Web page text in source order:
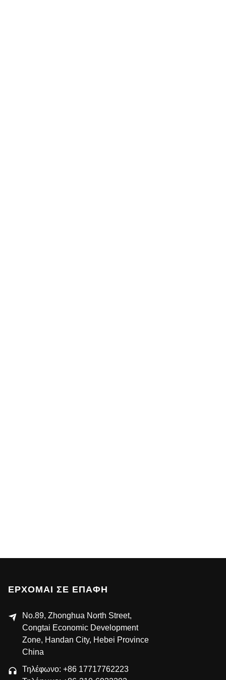
ΕΡΧΟΜΑΙ ΣΕ ΕΠΑΦΉ
No.89, Zhonghua North Street,
Congtai Economic Development
Zone, Handan City, Hebei Province
China
Τηλέφωνο: +86 17717762223